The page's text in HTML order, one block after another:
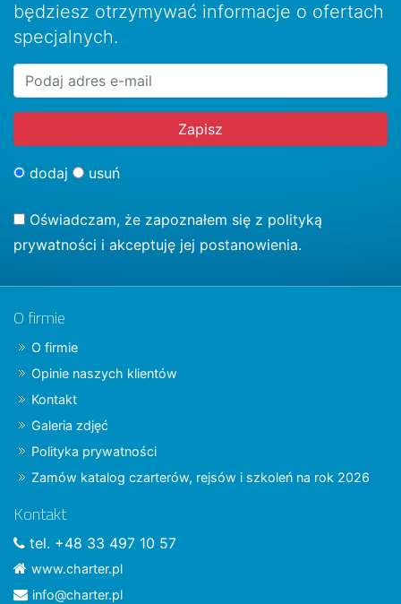
będziesz otrzymywać informacje o ofertach
specjalnych.
dodaj usuń
Oświadczam, że zapoznałem się z polityką
prywatności i akceptuję jej postanowienia.
O firmie
O firmie
Opinie naszych klientów
Kontakt
Galeria zdjęć
Polityka prywatności
Zamów katalog czarterów, rejsów i szkoleń na rok 2026
Kontakt
tel. +48 33 497 10 57
www.charter.pl
info@charter.pl